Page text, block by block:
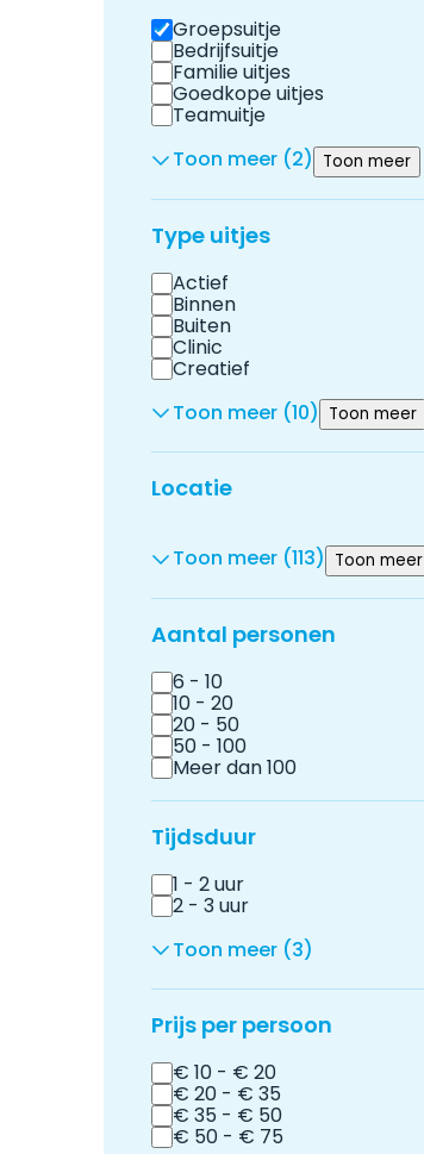
Groepsuitje
Bedrijfsuitje
Familie uitjes
Goedkope uitjes
Teamuitje
Toon meer (2) Toon meer
Type uitjes
Actief
Binnen
Buiten
Clinic
Creatief
Toon meer (10) Toon meer
Locatie
Toon meer (113) Toon meer
Aantal personen
6 - 10
10 - 20
20 - 50
50 - 100
Meer dan 100
Tijdsduur
1 - 2 uur
2 - 3 uur
Toon meer (3)
Prijs per persoon
€ 10 - € 20
€ 20 - € 35
€ 35 - € 50
€ 50 - € 75